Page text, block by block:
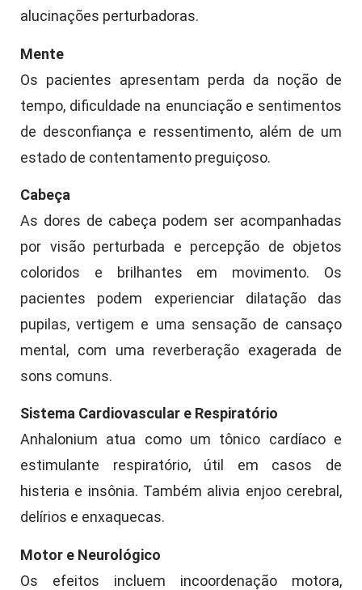
alucinações perturbadoras.
Mente
Os pacientes apresentam perda da noção de
tempo, dificuldade na enunciação e sentimentos
de desconfiança e ressentimento, além de um
estado de contentamento preguiçoso.
Cabeça
As dores de cabeça podem ser acompanhadas
por visão perturbada e percepção de objetos
coloridos e brilhantes em movimento. Os
pacientes podem experienciar dilatação das
pupilas, vertigem e uma sensação de cansaço
mental, com uma reverberação exagerada de
sons comuns.
Sistema Cardiovascular e Respiratório
Anhalonium atua como um tônico cardíaco e
estimulante respiratório, útil em casos de
histeria e insônia. Também alivia enjoo cerebral,
delírios e enxaquecas.
Motor e Neurológico
Os efeitos incluem incoordenação motora,